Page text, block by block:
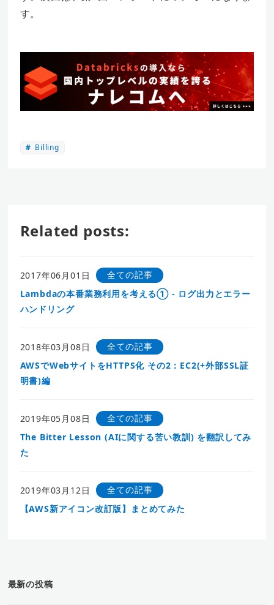
す。
Billing
Related posts:
2017年06月01日
全ての記事
Lambdaの本番業務利用を考える① - ログ出力とエラー
ハンドリング
2018年03月08日
全ての記事
AWSでWebサイトをHTTPS化 その2：EC2(+外部SSL証
明書)編
2019年05月08日
全ての記事
The Bitter Lesson (AIに関する苦い教訓) を翻訳してみ
た
2019年03月12日
全ての記事
【AWS新アイコン改訂版】まとめてみた
最新の投稿